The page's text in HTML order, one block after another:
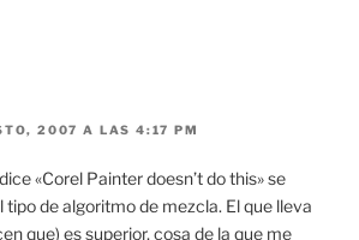
2007 A LAS 4:17 PM
«Corel Painter doesn’t do this» se
tipo de algoritmo de mezcla. El que lleva
que) es superior, cosa de la que me